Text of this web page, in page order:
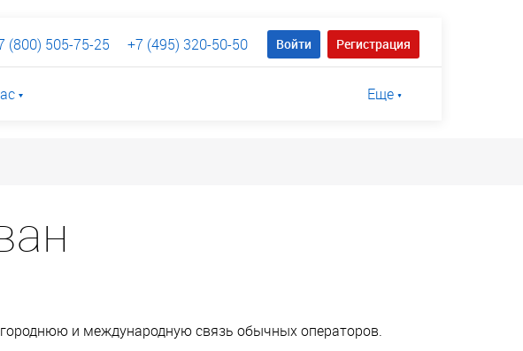
Войти Регистрация
(800) 505-75-25 +7 (495) 320-50-50
Еще
и международную связь обычных операторов.